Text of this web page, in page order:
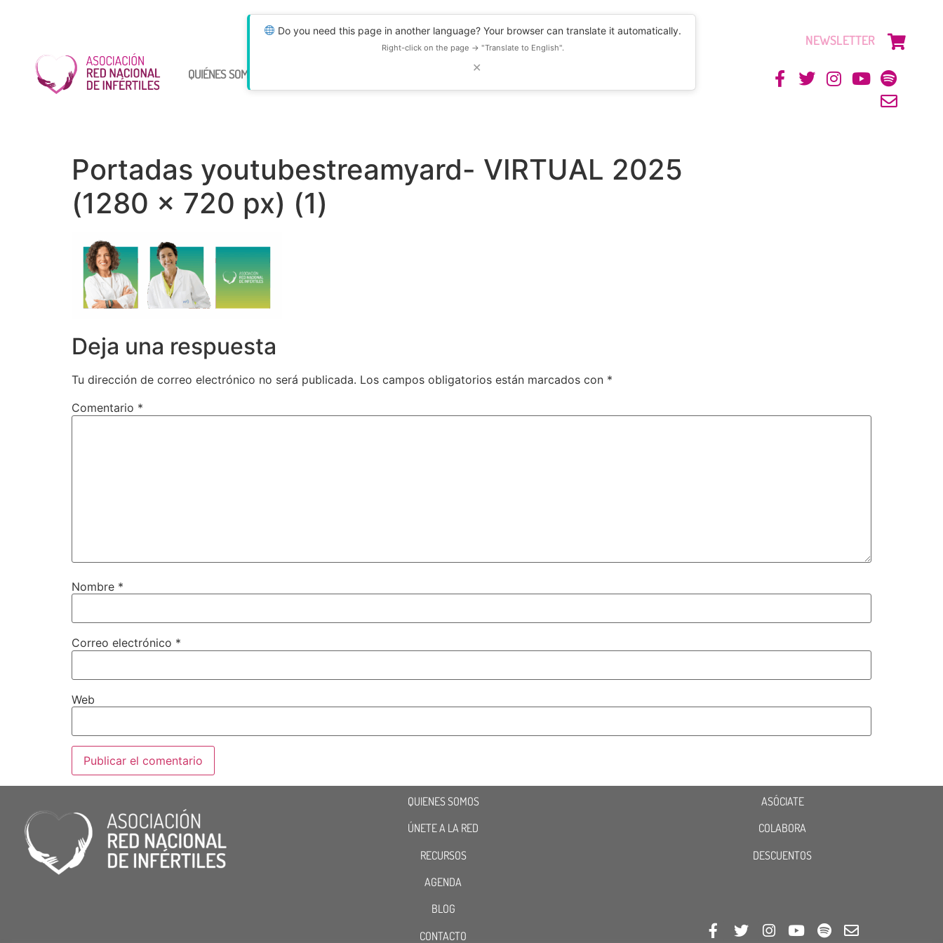
Do you need this page in another language? Your browser can translate it automatically.
Right-click on the page → "Translate to English".
✕
QUIÉNES SOMOS RECURSOS
NEWSLETTER
Portadas youtubestreamyard- VIRTUAL 2025
(1280 × 720 px) (1)
Deja una respuesta
Tu dirección de correo electrónico no será publicada. Los campos obligatorios están marcados con *
Comentario *
Nombre *
Correo electrónico *
Web
QUIENES SOMOS
ÚNETE A LA RED
RECURSOS
AGENDA
BLOG
CONTACTO
ASÓCIATE
COLABORA
DESCUENTOS